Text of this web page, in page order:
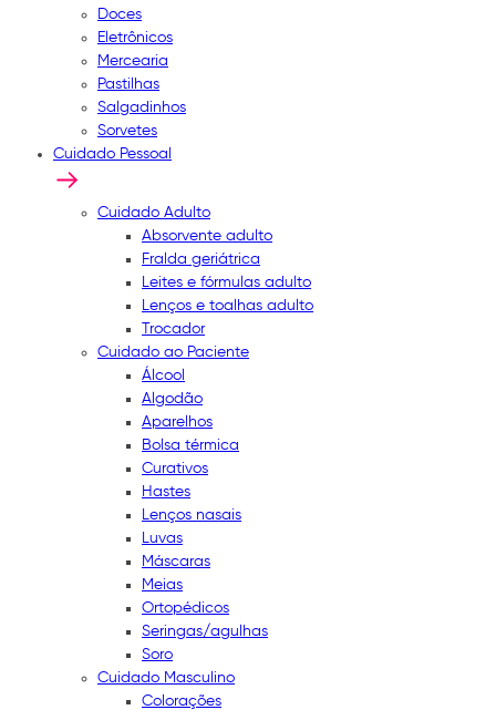
Doces
Eletrônicos
Mercearia
Pastilhas
Salgadinhos
Sorvetes
Cuidado Pessoal
Cuidado Adulto
Absorvente adulto
Fralda geriátrica
Leites e fórmulas adulto
Lenços e toalhas adulto
Trocador
Cuidado ao Paciente
Álcool
Algodão
Aparelhos
Bolsa térmica
Curativos
Hastes
Lenços nasais
Luvas
Máscaras
Meias
Ortopédicos
Seringas/agulhas
Soro
Cuidado Masculino
Colorações